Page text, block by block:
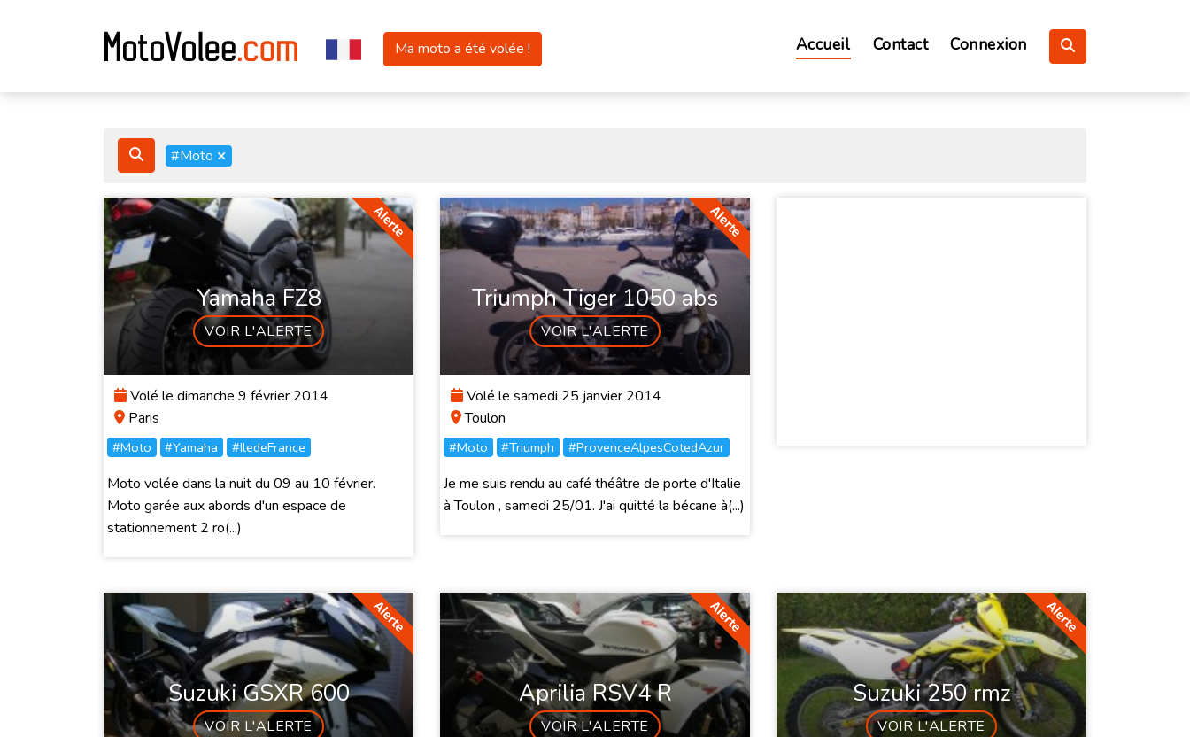
Ma moto a été volée ! Accueil Contact Connexion
#Moto ×
Yamaha FZ8
VOIR L'ALERTE
Volé le dimanche 9 février 2014
Paris
#Moto #Yamaha #IledeFrance
Moto volée dans la nuit du 09 au 10 février.
Moto garée aux abords d'un espace de
stationnement 2 ro(...)
Triumph Tiger 1050 abs
VOIR L'ALERTE
Volé le samedi 25 janvier 2014
Toulon
#Moto #Triumph #ProvenceAlpesCotedAzur
Je me suis rendu au café théâtre de porte d'Italie
à Toulon , samedi 25/01. J'ai quitté la bécane à(...)
Suzuki GSXR 600
VOIR L'ALERTE
Aprilia RSV4 R
VOIR L'ALERTE
Suzuki 250 rmz
VOIR L'ALERTE